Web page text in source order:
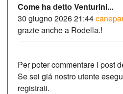
Come ha detto Venturini...
30 giugno 2026 21:44
grazie anche a Rodella.!
Per poter commentare i post
Se sei giá nostro utente
registrati.